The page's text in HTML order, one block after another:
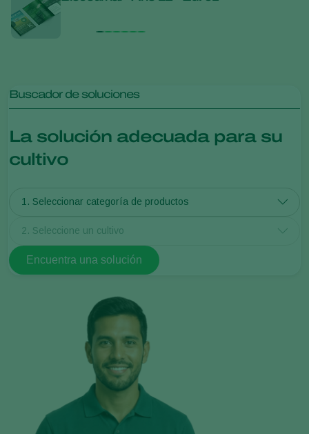
Buscador de soluciones
La solución adecuada para su
cultivo
1. Seleccionar categoría de productos
2. Seleccione un cultivo
Encuentra una solución